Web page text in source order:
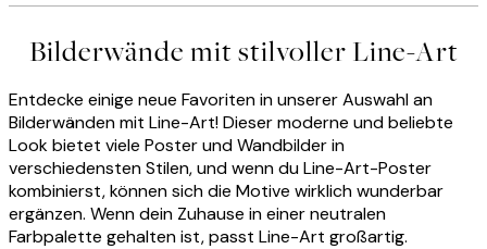
Bilderwände mit stilvoller Line-Art
Entdecke einige neue Favoriten in unserer Auswahl an
Bilderwänden mit Line-Art! Dieser moderne und beliebte
Look bietet viele Poster und Wandbilder in
verschiedensten Stilen, und wenn du Line-Art-Poster
kombinierst, können sich die Motive wirklich wunderbar
ergänzen. Wenn dein Zuhause in einer neutralen
Farbpalette gehalten ist, passt Line-Art großartig.